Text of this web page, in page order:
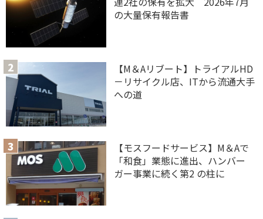
の大量保有報告書
【M＆Aリブート】トライアルHD
－リサイクル店、ITから流通大手
への道
【モスフードサービス】M＆Aで
「和食」業態に進出、ハンバー
ガー事業に続く第2 の柱に